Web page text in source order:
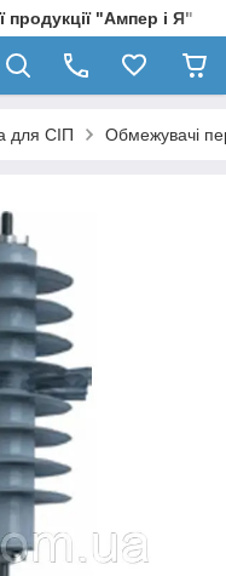
продукції "Ампер і Я"
для СІП Обмежувачі